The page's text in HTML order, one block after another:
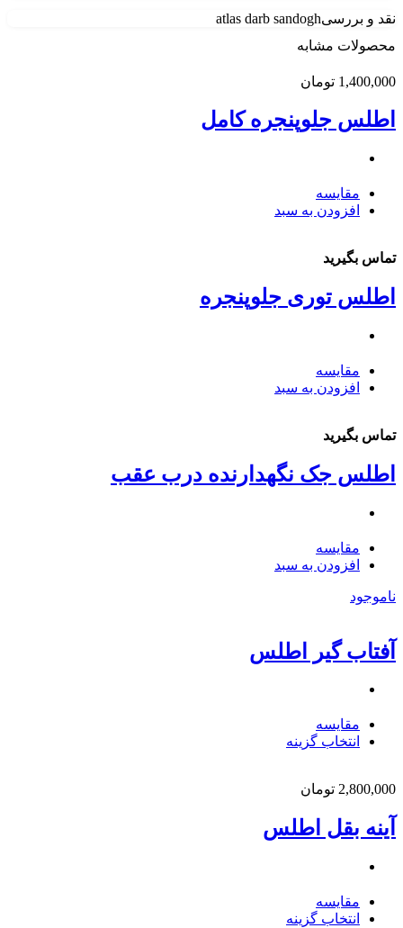
نقد و بررسیatlas darb sandogh
محصولات مشابه
1,400,000 تومان
اطلس جلوپنجره کامل
مقایسه
افزودن به سبد
تماس بگیرید
اطلس توری جلوپنجره
مقایسه
افزودن به سبد
تماس بگیرید
اطلس جک نگهدارنده درب عقب
مقایسه
افزودن به سبد
ناموجود
آفتاب گیر اطلس
مقایسه
انتخاب گزینه
2,800,000 تومان
آینه بقل اطلس
مقایسه
انتخاب گزینه